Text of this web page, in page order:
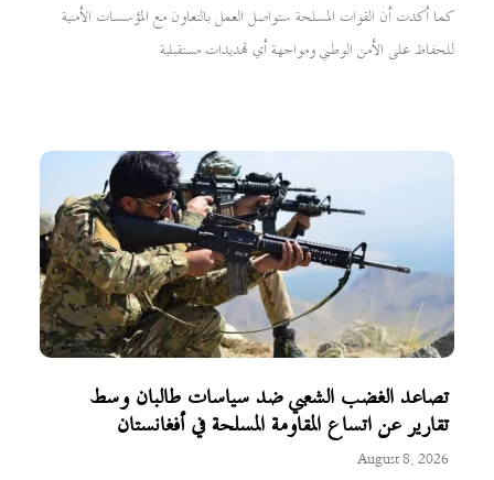
تصاعد الغضب الشعبي ضد سياسات طالبان وسط
تقارير عن اتساع المقاومة المسلحة في أفغانستان
August 8, 2026
كما أكدت أن القوات المسلحة ستواصل العمل بالتعاون مع المؤسسات الأمنية
للحفاظ على الأمن الوطني ومواجهة أي تهديدات مستقبلية